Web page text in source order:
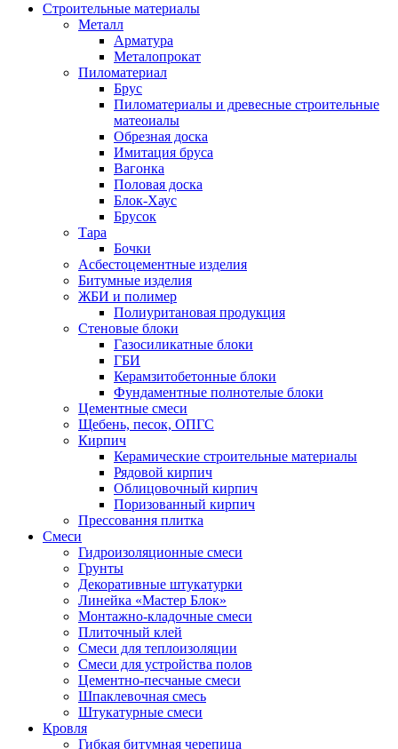
Строительные материалы
Металл
Арматура
Металопрокат
Пиломатериал
Брус
Пиломатериалы и древесные строительные
матеоиалы
Обрезная доска
Имитация бруса
Вагонка
Половая доска
Блок-Хаус
Брусок
Тара
Бочки
Асбестоцементные изделия
Битумные изделия
ЖБИ и полимер
Полиуритановая продукция
Стеновые блоки
Газосиликатные блоки
ГБИ
Керамзитобетонные блоки
Фундаментные полнотелые блоки
Цементные смеси
Щебень, песок, ОПГС
Кирпич
Керамические строительные материалы
Рядовой кирпич
Облицовочный кирпич
Поризованный кирпич
Прессовання плитка
Смеси
Гидроизоляционные смеси
Грунты
Декоративные штукатурки
Линейка «Мастер Блок»
Монтажно-кладочные смеси
Плиточный клей
Смеси для теплоизоляции
Смеси для устройства полов
Цементно-песчаные смеси
Шпаклевочная смесь
Штукатурные смеси
Кровля
Гибкая битумная черепица